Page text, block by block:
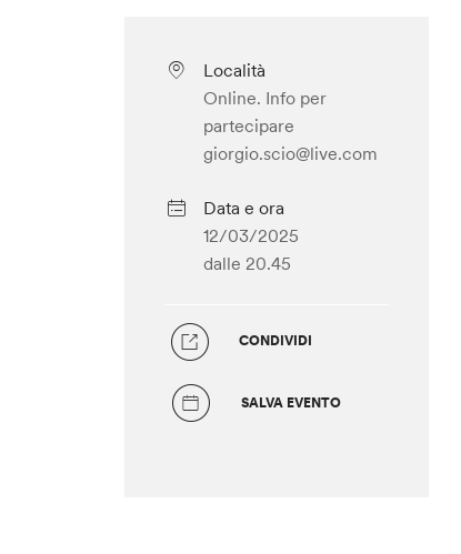
Località
Online. Info per
partecipare
giorgio.scio@live.com
Data e ora
12/03/2025
dalle 20.45
CONDIVIDI
SALVA EVENTO